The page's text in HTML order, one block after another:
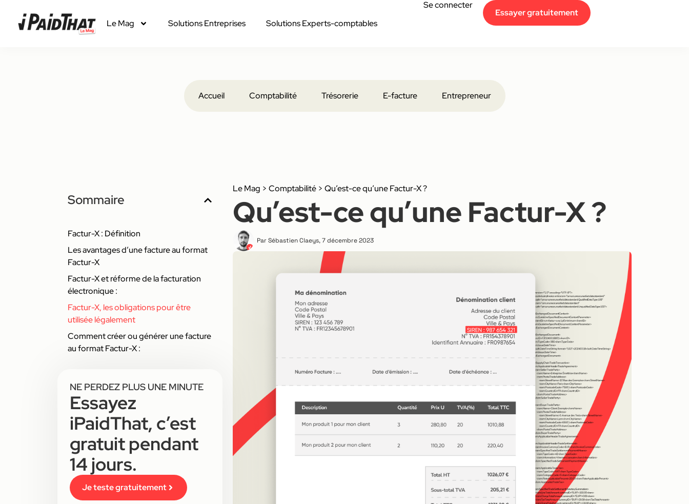
Le Mag Solutions Entreprises Solutions Experts-comptables
Se connecter
Essayer gratuitement
Accueil Comptabilité Trésorerie E-facture Entrepreneur
Sommaire
Factur-X : Définition
Les avantages d’une facture au format
Factur-X
Factur-X et réforme de la facturation
électronique :
Factur-X, les obligations pour être
utilisée légalement
Comment créer ou générer une facture
au format Factur-X :
NE PERDEZ PLUS UNE MINUTE
Essayez
iPaidThat, c’est
gratuit pendant
14 jours.
Je teste gratuitement
Le Mag > Comptabilité > Qu’est-ce qu’une Factur-X ?
Qu’est-ce qu’une Factur-X ?
Par Sébastien Claeys,7 décembre 2023